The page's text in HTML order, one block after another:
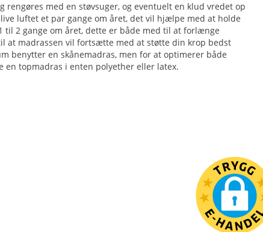
rengøres med en støvsuger, og eventuelt en klud vredet op
luftet et par gange om året, det vil hjælpe med at holde
til 2 gange om året, dette er både med til at forlænge
at madrassen vil fortsætte med at støtte din krop bedst
benytter en skånemadras, men for at optimerer både
en topmadras i enten polyether eller latex.